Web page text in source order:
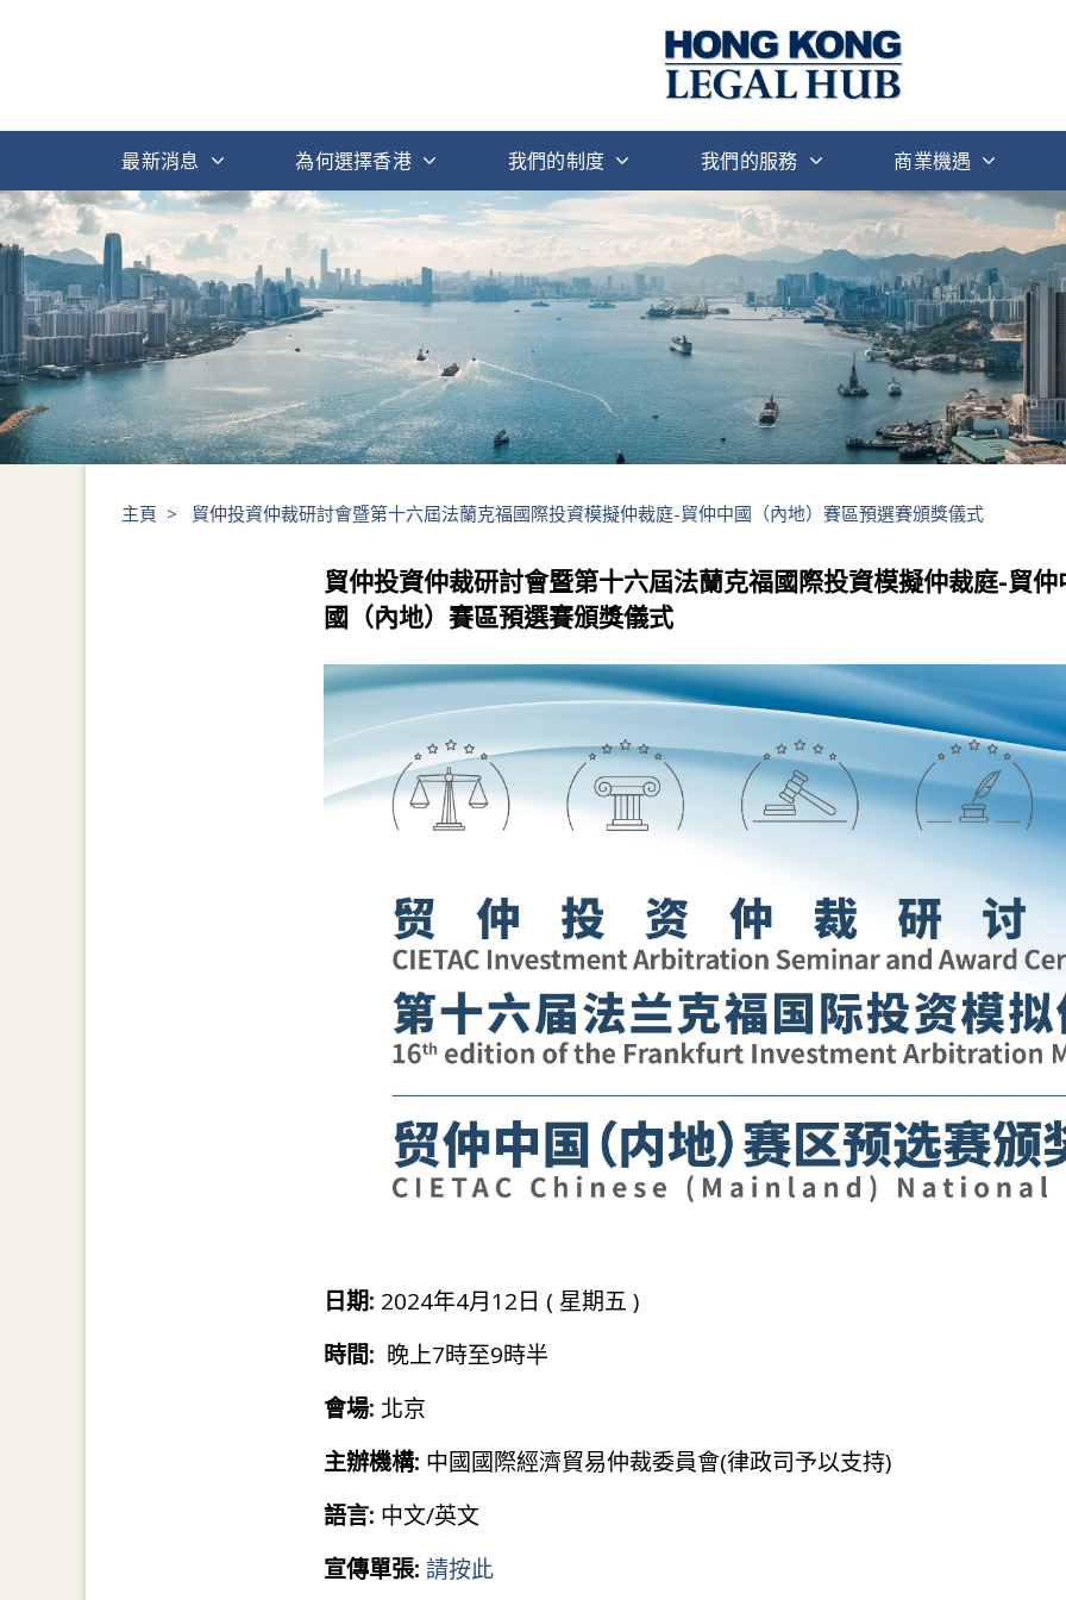
最新消息 為何選擇香港 我們的制度 我們的服務 商業機遇
主頁 > 貿仲投資仲裁研討會暨第十六屆法蘭克福國際投資模擬仲裁庭-貿仲中國（內地）賽區預選賽頒獎儀式
貿仲投資仲裁研討會暨第十六屆法蘭克福國際投資模擬仲裁庭-貿仲
國（內地）賽區預選賽頒獎儀式
日期: 2024年4月12日 ( 星期五 )
時間: 晚上7時至9時半
會場: 北京
主辦機構: 中國國際經濟貿易仲裁委員會(律政司予以支持)
語言: 中文/英文
宣傳單張: 請按此